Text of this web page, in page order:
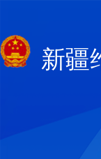
新疆